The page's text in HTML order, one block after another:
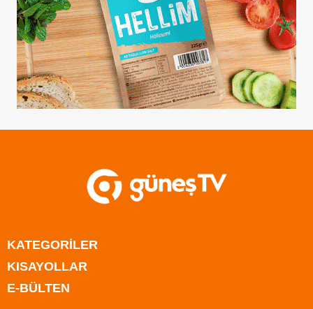
KATEGORİLER
Anasayfa
Kıbrıs
KISAYOLLAR
E-BÜLTEN